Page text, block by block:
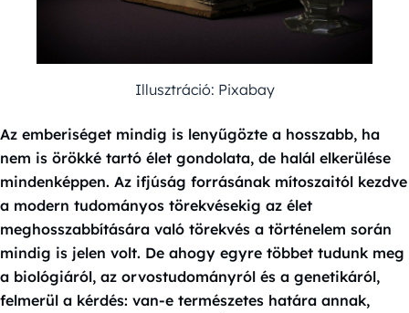
Illusztráció: Pixabay
Az emberiséget mindig is lenyűgözte a hosszabb, ha
nem is örökké tartó élet gondolata, de halál elkerülése
mindenképpen. Az ifjúság forrásának mítoszaitól kezdve
a modern tudományos törekvésekig az élet
meghosszabbítására való törekvés a történelem során
mindig is jelen volt. De ahogy egyre többet tudunk meg
a biológiáról, az orvostudományról és a genetikáról,
felmerül a kérdés: van-e természetes határa annak,